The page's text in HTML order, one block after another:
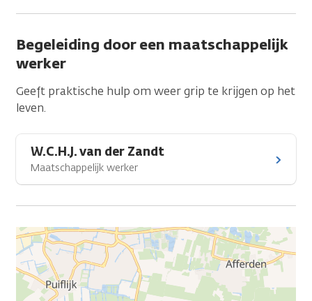
Begeleiding door een maatschappelijk
werker
Geeft praktische hulp om weer grip te krijgen op het
leven.
W.C.H.J. van der Zandt
Maatschappelijk werker